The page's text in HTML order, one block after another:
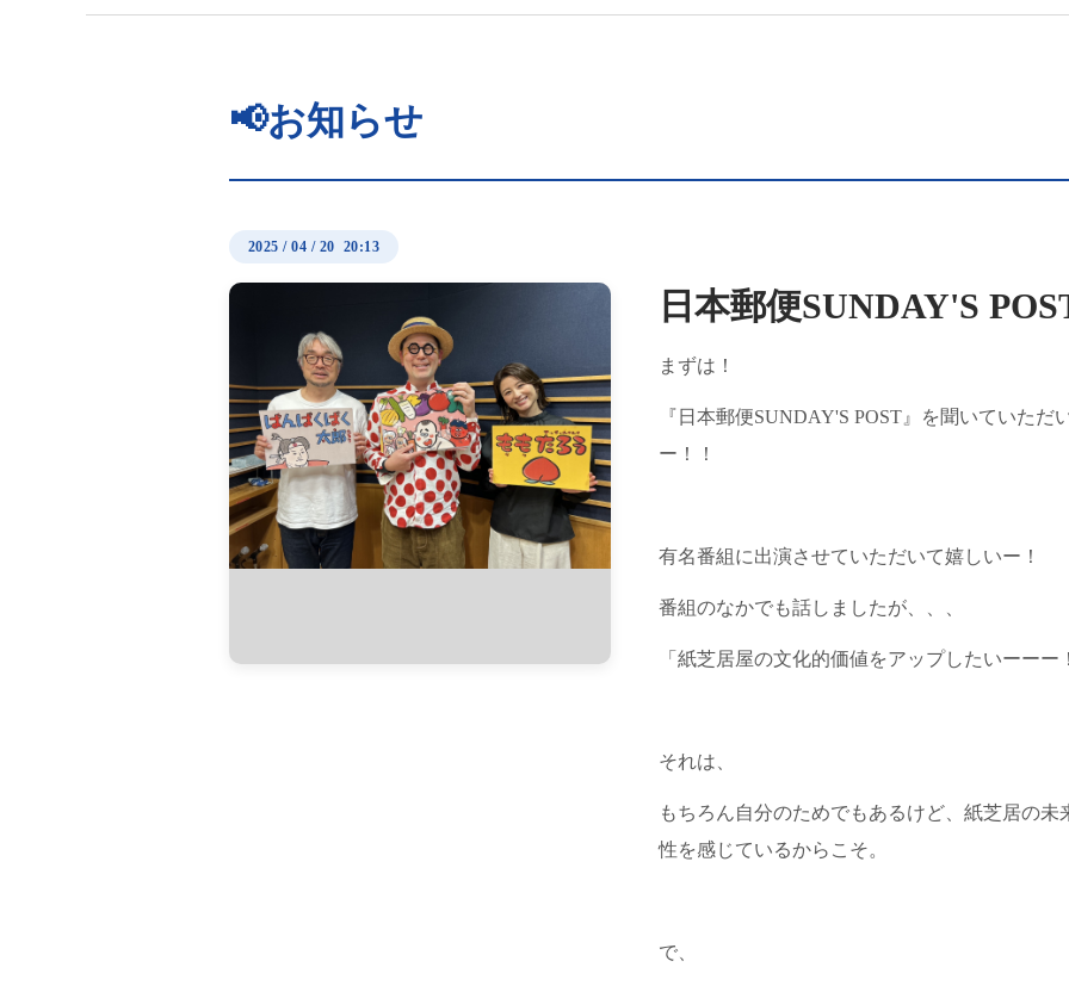
📢お知らせ
2025 /04 / 20 20:13
日本郵便SUNDAY'S
まずは！
『日本郵便SUNDAY'S POST』を聞いていた
ー！！
有名番組に出演させていただいて嬉しいー！
番組のなかでも話しましたが、、、
「紙芝居屋の文化的価値をアップしたいーーー
それは、
もちろん自分のためでもあるけど、紙芝居の
性を感じているからこそ。
で、